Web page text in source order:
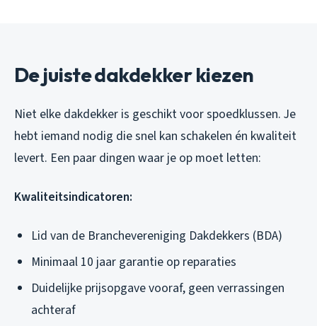
De juiste dakdekker kiezen
Niet elke dakdekker is geschikt voor spoedklussen. Je
hebt iemand nodig die snel kan schakelen én kwaliteit
levert. Een paar dingen waar je op moet letten:
Kwaliteitsindicatoren:
Lid van de Branchevereniging Dakdekkers (BDA)
Minimaal 10 jaar garantie op reparaties
Duidelijke prijsopgave vooraf, geen verrassingen
achteraf